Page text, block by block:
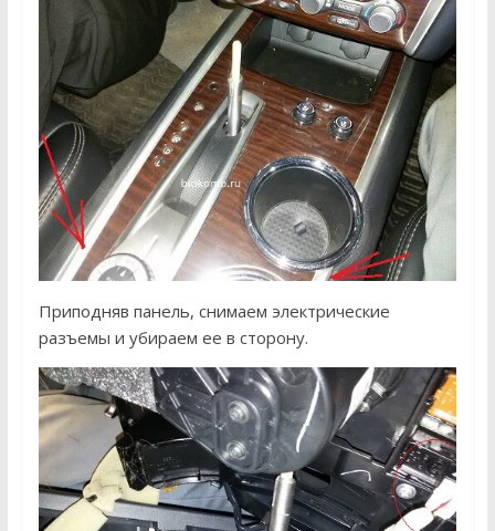
Приподняв панель, снимаем электрические
разъемы и убираем ее в сторону.